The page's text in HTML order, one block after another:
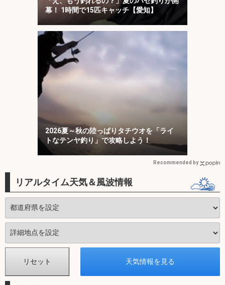
幕！ 1時間で15匹キャッチ【愛知】
2026夏～秋の陸っぱりタチウオを「ライ
トなテンヤ釣り」で攻略しよう！
Recommended by
リアルタイム天気＆風波情報